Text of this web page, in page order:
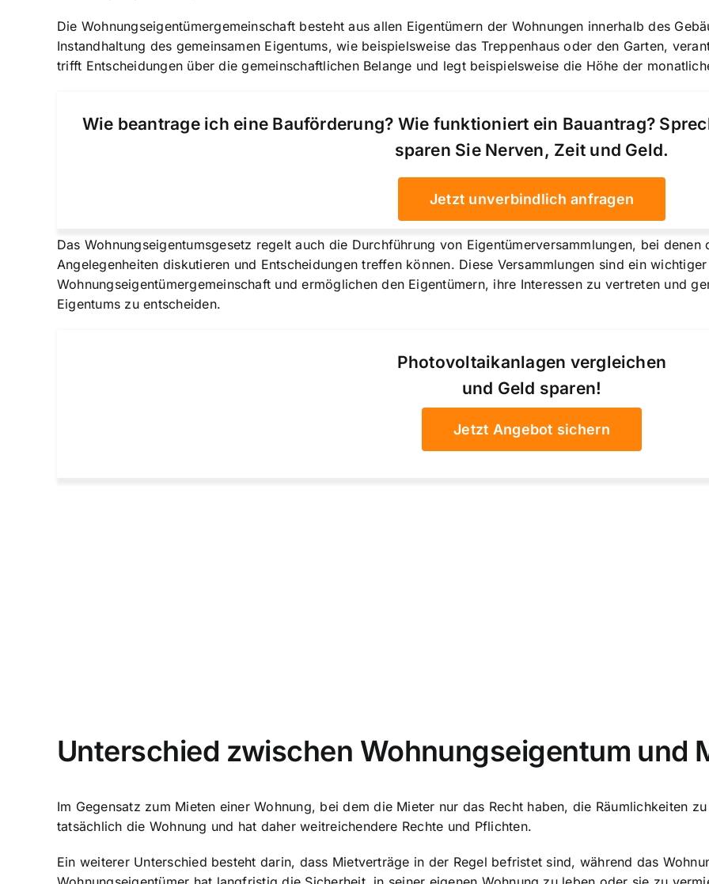
Die Wohnungseigentümergemeinschaft besteht aus allen Eigentümern der Wohnungen innerhalb des
Instandhaltung des gemeinsamen Eigentums, wie beispielsweise das Treppenhaus oder den Garten,
trifft Entscheidungen über die gemeinschaftlichen Belange und legt beispielsweise die Höhe der
Wie beantrage ich eine Bauförderung? Wie funktioniert ein Bauantrag?
sparen Sie Nerven, Zeit und Geld.
Jetzt unverbindlich anfragen
Das Wohnungseigentumsgesetz regelt auch die Durchführung von Eigentümerversammlungen, bei
Angelegenheiten diskutieren und Entscheidungen treffen können. Diese Versammlungen sind ein
Wohnungseigentümergemeinschaft und ermöglichen den Eigentümern, ihre Interessen zu vertreten und
Eigentums zu entscheiden.
Photovoltaikanlagen vergleichen
und Geld sparen!
Jetzt Angebot sichern
Unterschied zwischen Wohnungseigentum und
Im Gegensatz zum Mieten einer Wohnung, bei dem die Mieter nur das Recht haben, die Räumlichkeiten
tatsächlich die Wohnung und hat daher weitreichendere Rechte und Pflichten.
Ein weiterer Unterschied besteht darin, dass Mietverträge in der Regel befristet sind, während das